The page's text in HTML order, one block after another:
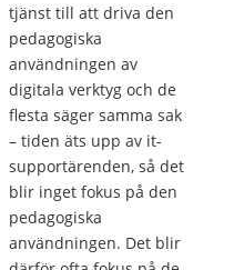
tjänst till att driva den
pedagogiska
användningen av
digitala verktyg och de
flesta säger samma sak
– tiden äts upp av it-
supportärenden, så det
blir inget fokus på den
pedagogiska
användningen. Det blir